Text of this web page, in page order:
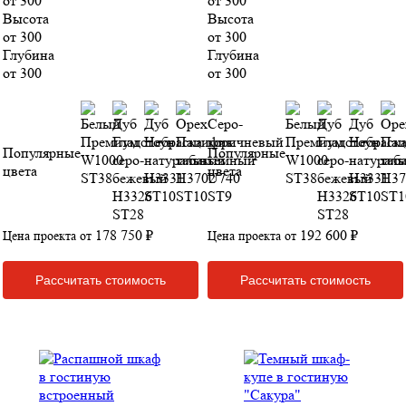
Высота
от 300
Глубина
от 300
Популярные
цвета
Цена проекта от 178 750 ₽
Рассчитать стоимость
Высота
от 300
Глубина
от 300
Популярные
цвета
Цена проекта от 192 600 ₽
Рассчитать стоимость